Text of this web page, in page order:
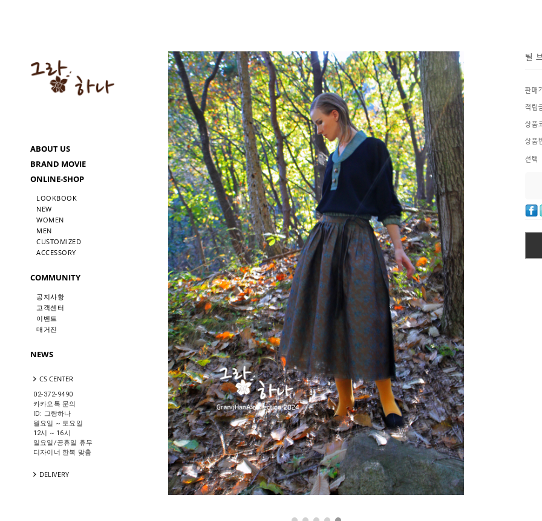
ABOUT US
BRAND MOVIE
ONLINE-SHOP
LOOKBOOK
NEW
WOMEN
MEN
CUSTOMIZED
ACCESSORY
COMMUNITY
공지사항
고객센터
이벤트
매거진
NEWS
CS CENTER
02-372-9490
카카오톡 문의
ID: 그랑하나
월요일 ~ 토요일
12시 ~ 16시
일요일/공휴일 휴무
디자이너 한복 맞춤
DELIVERY
틸
판매
적립
상품
상품
선택